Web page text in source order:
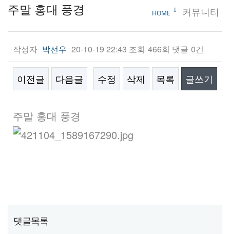
주말 홍대 풍경 HOME 커뮤니티
작성자 박선우 20-10-19 22:43 조회 466회 댓글 0건
이전글 다음글 수정 삭제 목록 글쓰기
본문
주말 홍대 풍경
댓글목록